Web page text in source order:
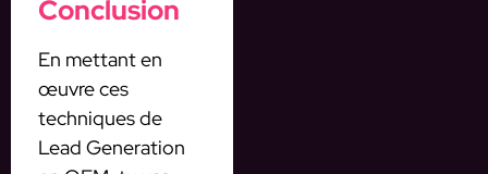
Conclusion
En mettant en
œuvre ces
techniques de
Lead Generation